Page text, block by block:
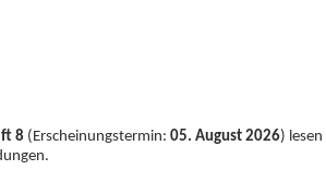
8 (Erscheinungstermin: 05. August 2026) lesen